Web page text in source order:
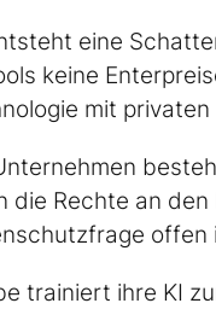
eine
keine
mit
die Rechte an
offen
trainiert ihre KI